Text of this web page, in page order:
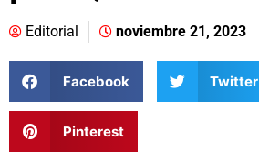
Editorial noviembre 21, 2023
Facebook Twitter
Pinterest